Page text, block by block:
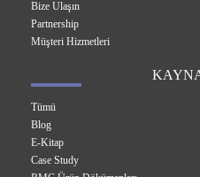
Bize Ulaşın
Partnership
Müşteri Hizmetleri
Tümü
Blog
E-Kitap
Case Study